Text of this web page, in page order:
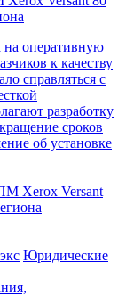
на оперативную
к качеству
справляться с
разработку
сроков
об установке
Юридические